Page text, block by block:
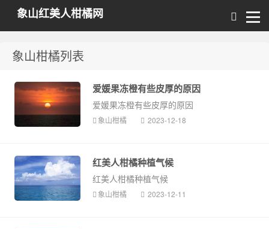
象山红美人柑橘网
象山柑橘列表
爱媛果冻橙有些皮厚的原因
爱媛果冻橙有些皮厚的原因
象山柑橘 2023-12-18
红美人柑橘种植气候
红美人柑橘种植气候
象山柑橘 2023-12-11